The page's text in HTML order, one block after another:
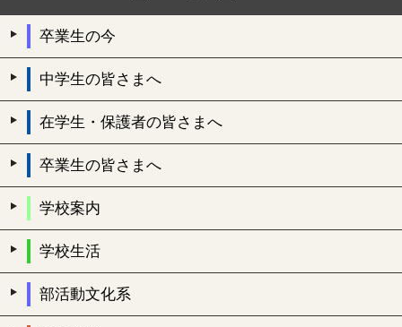
卒業生の今
中学生の皆さまへ
在学生・保護者の皆さまへ
卒業生の皆さまへ
学校案内
学校生活
部活動文化系